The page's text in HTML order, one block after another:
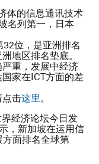
体的信息通讯技术
名列第一，日本
位，是亚洲排名
地区排名垫底。
重，发展中经济
家在ICT方面的差
点击这里。
经济论坛今日发
，新加坡在运用信
面排名全球第